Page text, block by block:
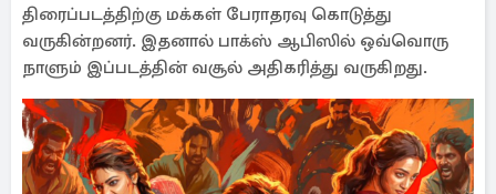
திரைப்படத்திற்கு மக்கள் பேராதரவு கொடுத்து
வருகின்றனர். இதனால் பாக்ஸ் ஆபிஸில் ஒவ்வொரு
நாளும் இப்படத்தின் வசூல் அதிகரித்து வருகிறது.